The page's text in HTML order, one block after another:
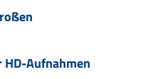
Aufnahmen